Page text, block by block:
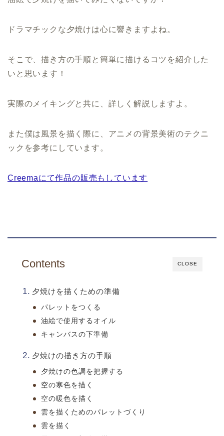
ドラマチックな夕焼けは心に響きますよね。
そこで、描き方の手順と簡単に描けるコツを紹介した
いと思います！
実際のメイキングと共に、詳しく解説しますよ。
また僕は風景を描く際に、アニメの背景美術のテクニ
ックを参考にしています。
Creemaにて作品の販売もしています
CLOSE
Contents
夕焼けを描くための準備
パレットをつくる
油絵で使用するオイル
キャンバスの下準備
夕焼けの描き方の手順
夕焼けの色調を把握する
空の寒色を描く
空の暖色を描く
雲を描くためのパレットづくり
雲を描く